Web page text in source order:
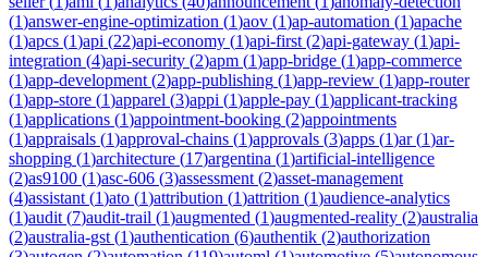
(1)answer-engine-optimization (1)aov (1)ap-automation (1)apache
(1)apcs (1)api (22)api-economy (1)api-first (2)api-gateway (1)api-
integration (4)api-security (2)apm (1)app-bridge (1)app-commerce
(1)app-development (2)app-publishing (1)app-review (1)app-router
(1)app-store (1)apparel (3)appi (1)apple-pay (1)applicant-tracking
(1)applications (1)appointment-booking (2)appointments
(1)appraisals (1)approval-chains (1)approvals (3)apps (1)ar(1)ar-
shopping (1)architecture (17)argentina (1)artificial-intelligence
(2)as9100 (1)asc-606 (3)assessment (2)asset-management
(4)assistant (1)ato (1)attribution (1)attrition (1)audience-analytics
(1)audit (7)audit-trail (1)augmented (1)augmented-reality (2)australia
(2)australia-gst (1)authentication (6)authentik (2)authorization